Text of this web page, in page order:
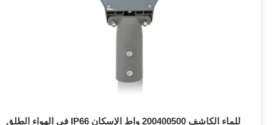
في الهواء الطلق IP66 للماء الكاشف 200400500 واط الإسكان